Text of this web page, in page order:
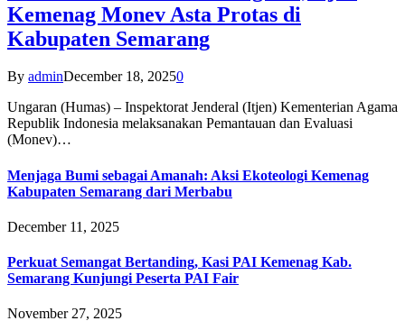
Kemenag Monev Asta Protas di
Kabupaten Semarang
By adminDecember 18, 20250
Ungaran (Humas) – Inspektorat Jenderal (Itjen) Kementerian Agama
Republik Indonesia melaksanakan Pemantauan dan Evaluasi
(Monev)…
Menjaga Bumi sebagai Amanah: Aksi Ekoteologi Kemenag
Kabupaten Semarang dari Merbabu
December 11, 2025
Perkuat Semangat Bertanding, Kasi PAI Kemenag Kab.
Semarang Kunjungi Peserta PAI Fair
November 27, 2025